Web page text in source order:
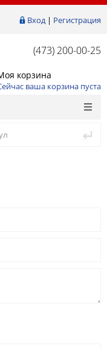
Вход| Регистрация
(473) 200-00-25
корзина
ваша корзина пуста